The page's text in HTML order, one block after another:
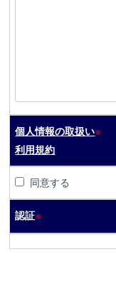
個人情報の取扱い※
利用規約
同意する
認証※